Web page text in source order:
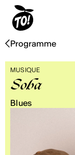
Programme
MUSIQUE
Soba
Blues